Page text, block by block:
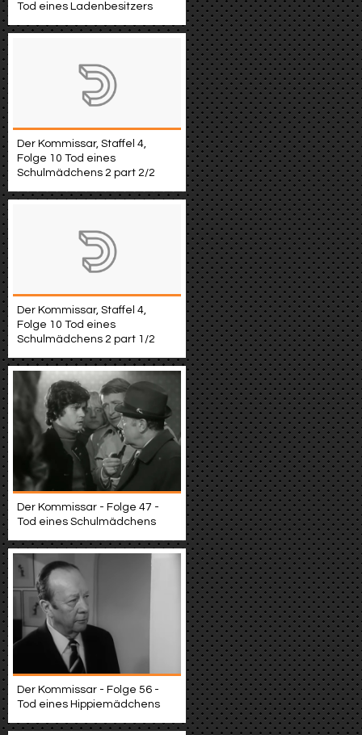
Tod eines Ladenbesitzers
Der Kommissar, Staffel 4,
Folge 10 Tod eines
Schulmädchens 2 part 2/2
Der Kommissar, Staffel 4,
Folge 10 Tod eines
Schulmädchens 2 part 1/2
Der Kommissar - Folge 47 -
Tod eines Schulmädchens
Der Kommissar - Folge 56 -
Tod eines Hippiemädchens